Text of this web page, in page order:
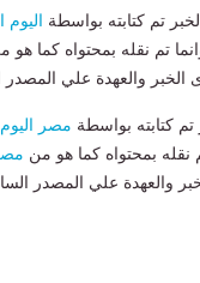
تم كتابته بواسطة اليوم
تم نقله بمحتواه كما هو
والعهدة علي المصدر
كتابته بواسطة مصر اليوم
نقله بمحتواه كما هو من
والعهدة علي المصدر